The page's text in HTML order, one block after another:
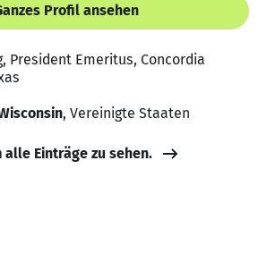
Profil ansehen
President Emeritus, Concordia
, Vereinigte Staaten
alle Einträge zu sehen.